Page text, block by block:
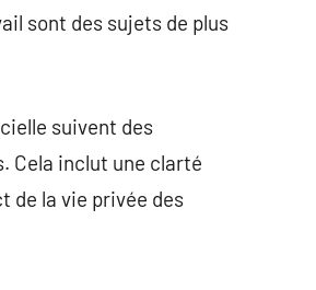
sont des sujets de plus
suivent des
Cela inclut une clarté
de la vie privée des